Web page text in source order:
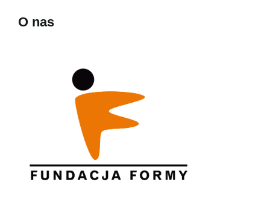
O nas